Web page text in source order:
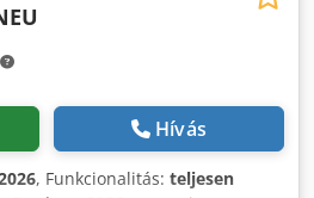
Hívás
, Funkcionalitás: teljesen